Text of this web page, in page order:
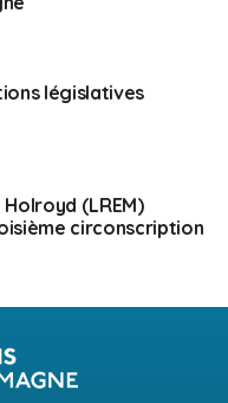
législatives
(LREM)
circonscription